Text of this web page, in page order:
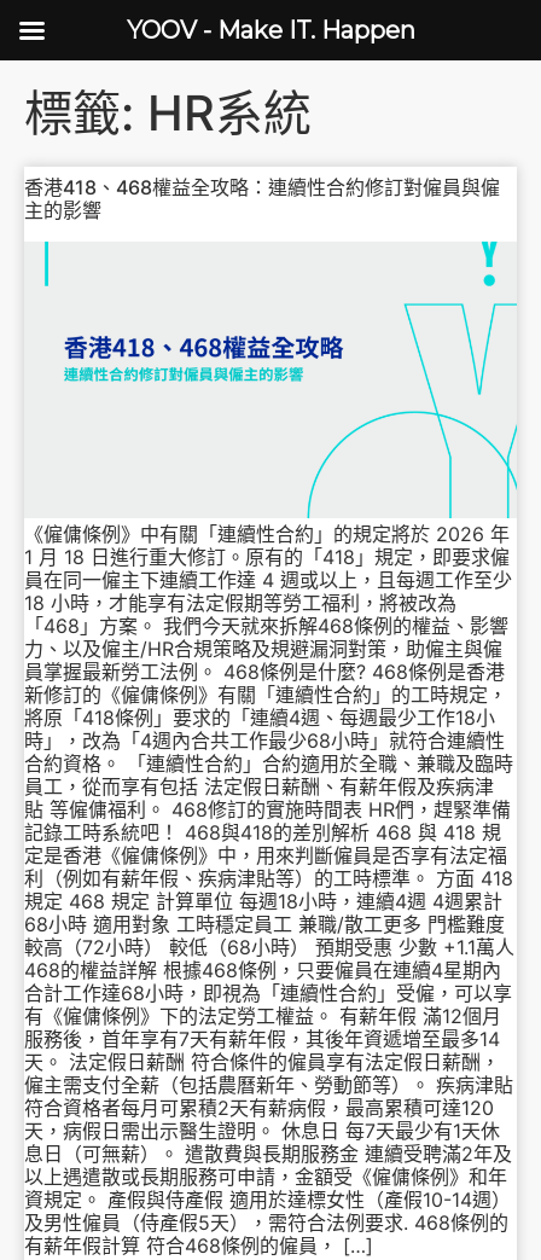
標籤: HR系統
香港418、468權益全攻略：連續性合約修訂對僱員與僱
主的影響
《僱傭條例》中有關「連續性合約」的規定將於 2026 年
1 月 18 日進行重大修訂。原有的「418」規定，即要求僱
員在同一僱主下連續工作達 4 週或以上，且每週工作至少
18 小時，才能享有法定假期等勞工福利，將被改為
「468」方案。 我們今天就來拆解468條例的權益、影響
力、以及僱主/HR合規策略及規避漏洞對策，助僱主與僱
員掌握最新勞工法例。 468條例是什麼? 468條例是香港
新修訂的《僱傭條例》有關「連續性合約」的工時規定，
將原「418條例」要求的「連續4週、每週最少工作18小
時」，改為「4週內合共工作最少68小時」就符合連續性
合約資格。 「連續性合約」合約適用於全職、兼職及臨時
員工，從而享有包括 法定假日薪酬、有薪年假及疾病津
貼 等僱傭福利。 468修訂的實施時間表 HR們，趕緊準備
記錄工時系統吧！ 468與418的差別解析 468 與 418 規
定是香港《僱傭條例》中，用來判斷僱員是否享有法定福
利（例如有薪年假、疾病津貼等）的工時標準。 方面 418
規定 468 規定 計算單位 每週18小時，連續4週 4週累計
68小時 適用對象 工時穩定員工 兼職/散工更多 門檻難度
較高（72小時） 較低（68小時） 預期受惠 少數 +1.1萬人
468的權益詳解 根據468條例，只要僱員在連續4星期內
合計工作達68小時，即視為「連續性合約」受僱，可以享
有《僱傭條例》下的法定勞工權益。 有薪年假 滿12個月
服務後，首年享有7天有薪年假，其後年資遞增至最多14
天。 法定假日薪酬 符合條件的僱員享有法定假日薪酬，
僱主需支付全薪（包括農曆新年、勞動節等）。 疾病津貼
符合資格者每月可累積2天有薪病假，最高累積可達120
天，病假日需出示醫生證明。 休息日 每7天最少有1天休
息日（可無薪）。 遣散費與長期服務金 連續受聘滿2年及
以上遇遣散或長期服務可申請，金額受《僱傭條例》和年
資規定。 產假與侍產假 適用於達標女性（產假10-14週）
及男性僱員（侍產假5天），需符合法例要求. 468條例的
有薪年假計算 符合468條例的僱員， […]
YOOV - Make IT. Happen